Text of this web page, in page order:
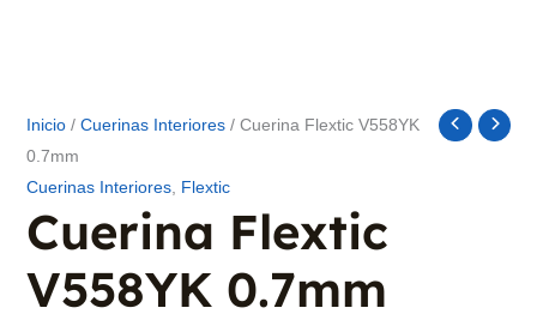
Inicio/ Cuerinas Interiores/ Cuerina Flextic V558YK
0.7mm
Cuerinas Interiores, Flextic
Cuerina Flextic
V558YK 0.7mm